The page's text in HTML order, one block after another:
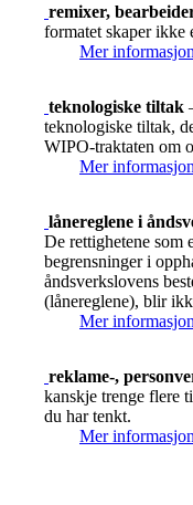
remixer,
formatet skaper ikke
Mer informasjon
teknologiske tiltak
teknologiske tiltak,
WIPO-traktaten om
Mer informasjon
lånereglene i
De rettighetene som
begrensninger i
åndsverkslovens
(lånereglene), blir
Mer informasjon
reklame-,
kanskje trenge flere
du har tenkt.
Mer informasjon